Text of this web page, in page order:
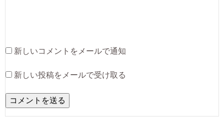
新しいコメントをメールで通知
新しい投稿をメールで受け取る